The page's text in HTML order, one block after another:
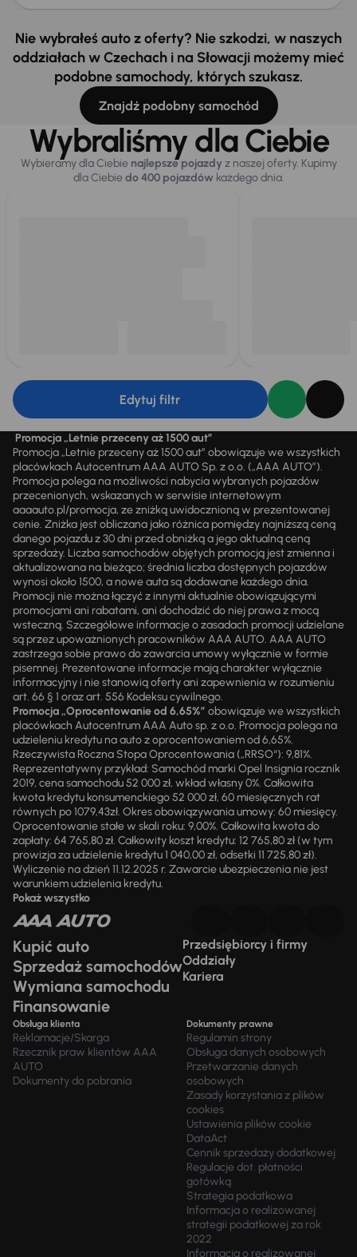
Nie wybrałeś auto z oferty? Nie szkodzi, w naszych
oddziałach w Czechach i na Słowacji możemy mieć
podobne samochody, których szukasz.
Znajdź podobny samochód
Wybraliśmy dla Ciebie
Wybieramy dla Ciebie najlepsze pojazdy z naszej oferty. Kupimy
dla Ciebiedo 400 pojazdówkażdego dnia.
Edytuj filtr
Promocja „Letnie przeceny aż 1500 aut”
Promocja „Letnie przeceny aż 1500 aut” obowiązuje we wszystkich
placówkach Autocentrum AAA AUTO Sp. z o.o. („AAA AUTO”).
Promocja polega na możliwości nabycia wybranych pojazdów
przecenionych, wskazanych w serwisie internetowym
aaaauto.pl/promocja, ze zniżką uwidocznioną w prezentowanej
cenie. Zniżka jest obliczana jako różnica pomiędzy najniższą ceną
danego pojazdu z 30 dni przed obniżką a jego aktualną ceną
sprzedaży. Liczba samochodów objętych promocją jest zmienna i
aktualizowana na bieżąco; średnia liczba dostępnych pojazdów
wynosi około 1500, a nowe auta są dodawane każdego dnia.
Promocji nie można łączyć z innymi aktualnie obowiązującymi
promocjami ani rabatami, ani dochodzić do niej prawa z mocą
wsteczną. Szczegółowe informacje o zasadach promocji udzielane
są przez upoważnionych pracowników AAA AUTO. AAA AUTO
zastrzega sobie prawo do zawarcia umowy wyłącznie w formie
pisemnej. Prezentowane informacje mają charakter wyłącznie
informacyjny i nie stanowią oferty ani zapewnienia w rozumieniu
art. 66 § 1 oraz art. 556 Kodeksu cywilnego.
Promocja „Oprocentowanie od 6,65%” obowiązuje we wszystkich
placówkach Autocentrum AAA Auto sp. z o.o. Promocja polega na
udzieleniu kredytu na auto z oprocentowaniem od 6,65%.
Rzeczywista Roczna Stopa Oprocentowania („RRSO“): 9,81%.
Reprezentatywny przykład: Samochód marki Opel Insignia rocznik
2019, cena samochodu 52 000 zł, wkład własny 0%. Całkowita
kwota kredytu konsumenckiego 52 000 zł, 60 miesięcznych rat
równych po 1079,43zł. Okres obowiązywania umowy: 60 miesięcy.
Oprocentowanie stałe w skali roku: 9,00%. Całkowita kwota do
zapłaty: 64 765,80 zł. Całkowity koszt kredytu: 12 765,80 zł (w tym
prowizja za udzielenie kredytu 1 040,00 zł, odsetki 11 725,80 zł).
Wyliczenie na dzień 11.12.2025 r. Zawarcie ubezpieczenia nie jest
warunkiem udzielenia kredytu.
Pokaż wszystko
Kupić auto
Sprzedaż samochodów
Wymiana samochodu
Finansowanie
Przedsiębiorcy i firmy
Oddziały
Kariera
Obsługa klienta
Reklamacje/Skarga
Rzecznik praw klientów AAA
AUTO
Dokumenty do pobrania
Dokumenty prawne
Regulamin strony
Obsługa danych osobowych
Przetwarzanie danych
osobowych
Zasady korzystania z plików
cookies
Ustawienia plików cookie
DataAct
Cennik sprzedaży dodatkowej
Regulacje dot. płatności
gotówką
Strategia podatkowa
Informacja o realizowanej
strategii podatkowej za rok
2022
Informacja o realizowanej